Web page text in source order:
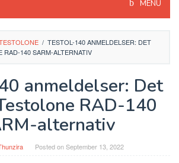
MENU
/ TESTOL-140 ANMELDELSER: DET
RAD-140 SARM-ALTERNATIV
anmeldelser: Det
RAD-140
alternativ
Posted onSeptember 13, 2022